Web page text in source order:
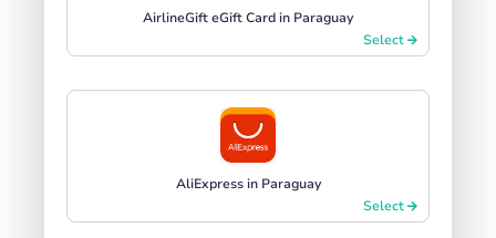
AirlineGift eGift Card in Paraguay
Select
AliExpress in Paraguay
Select